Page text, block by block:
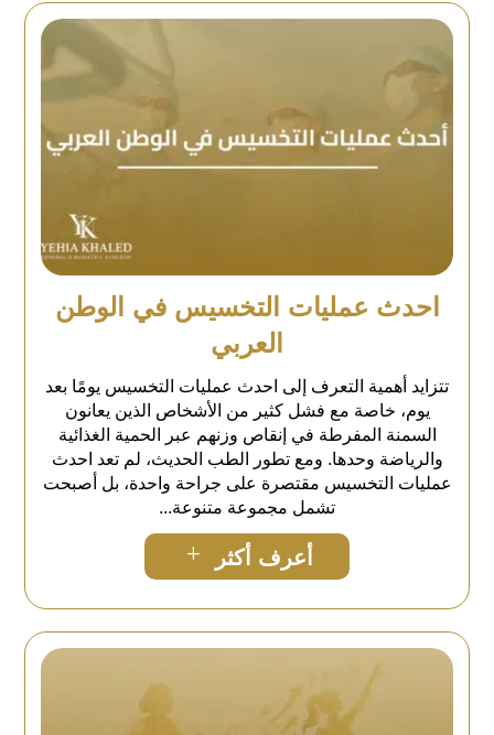
احدث عمليات التخسيس في الوطن
العربي
تتزايد أهمية التعرف إلى احدث عمليات التخسيس يومًا بعد
يوم، خاصة مع فشل كثير من الأشخاص الذين يعانون
السمنة المفرطة في إنقاص وزنهم عبر الحمية الغذائية
والرياضة وحدها. ومع تطور الطب الحديث، لم تعد احدث
عمليات التخسيس مقتصرة على جراحة واحدة، بل أصبحت
تشمل مجموعة متنوعة...
أعرف أكثر L